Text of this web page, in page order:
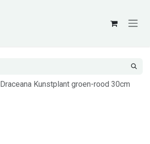
Draceana Kunstplant groen-rood 30cm